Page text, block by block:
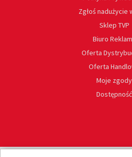
Zgłoś nadużycie
Sklep TVP
Biuro
Oferta
Oferta
Moje zgody
Dostępność